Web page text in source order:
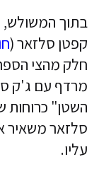
בתוך המשולש,
קפטן סלזאר (
חלק מהצי
מרדף עם ג'ק
השטן" כרוחות
סלזאר משאיר
עליו.